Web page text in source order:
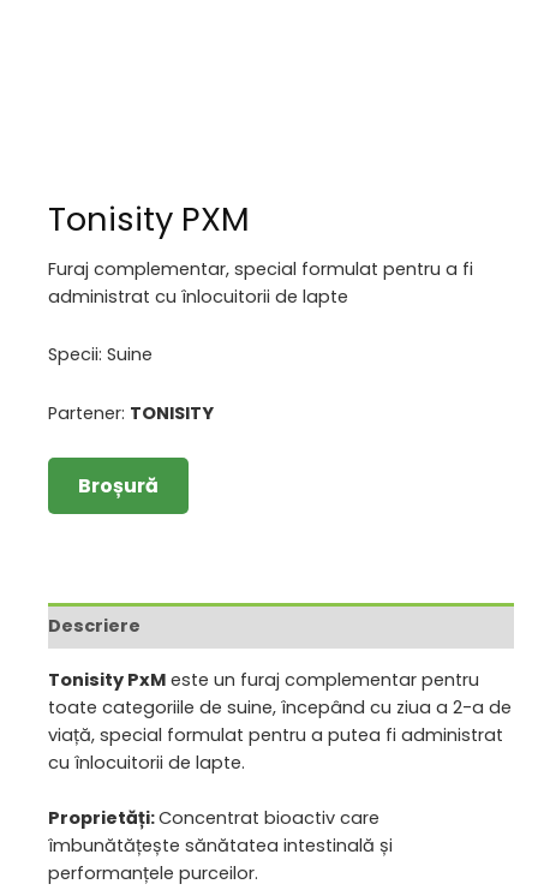
Tonisity PXM
Furaj complementar, special formulat pentru a fi
administrat cu înlocuitorii de lapte
Specii: Suine
Partener: TONISITY
Broșură
Descriere
Tonisity PxM este un furaj complementar pentru
toate categoriile de suine, începând cu ziua a 2-a de
viață, special formulat pentru a putea fi administrat
cu înlocuitorii de lapte.
Proprietăți:Concentrat bioactiv care
îmbunătățește sănătatea intestinală și
performanțele purceilor.